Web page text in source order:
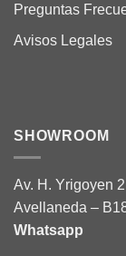
Preguntas
Avisos Legales
SHOWROOM
Av. H. Yrigoyen
Avellaneda –
Whatsapp